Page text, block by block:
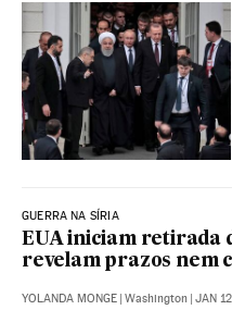
GUERRA NA SÍRIA
EUA iniciam retirada
revelam prazos nem
YOLANDA MONGE | Washington | JAN